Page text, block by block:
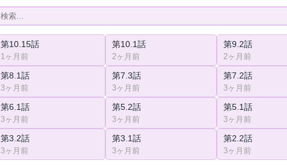
第10.15話
1ヶ月前
第10.1話
2ヶ月前
第9.2話
2ヶ月前
第8.1話
3ヶ月前
第7.3話
3ヶ月前
第7.2話
3ヶ月前
第6.1話
3ヶ月前
第5.2話
3ヶ月前
第5.1話
3ヶ月前
第3.2話
3ヶ月前
第3.1話
3ヶ月前
第2.2話
3ヶ月前